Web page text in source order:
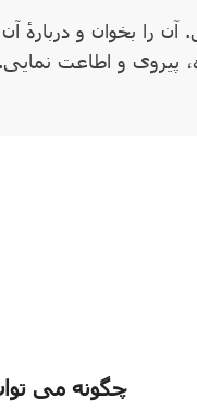
را بخوان و دربارهٔ
و اطاعت
چگونه می